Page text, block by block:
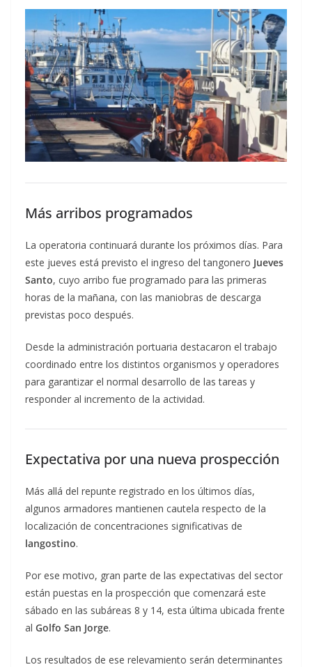
Más arribos programados
La operatoria continuará durante los próximos días. Para
este jueves está previsto el ingreso del tangonero Jueves
Santo, cuyo arribo fue programado para las primeras
horas de la mañana, con las maniobras de descarga
previstas poco después.
Desde la administración portuaria destacaron el trabajo
coordinado entre los distintos organismos y operadores
para garantizar el normal desarrollo de las tareas y
responder al incremento de la actividad.
Expectativa por una nueva prospección
Más allá del repunte registrado en los últimos días,
algunos armadores mantienen cautela respecto de la
localización de concentraciones significativas de
langostino.
Por ese motivo, gran parte de las expectativas del sector
están puestas en la prospección que comenzará este
sábado en las subáreas 8 y 14, esta última ubicada frente
al Golfo San Jorge.
Los resultados de ese relevamiento serán determinantes